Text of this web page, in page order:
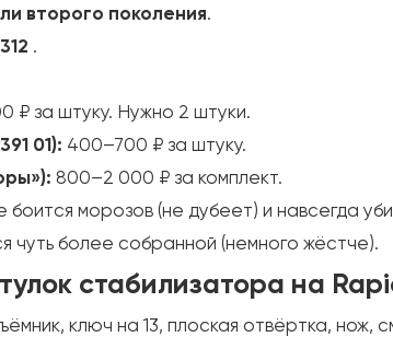
второго поколения.
.
₽ за штуку. Нужно 2 штуки.
01): 400–700 ₽ за штуку.
800–2 000 ₽ за комплект.
морозов (не дубеет) и навсегда
чуть более собранной (немного жёстче).
стабилизатора на
ключ на 13, плоская отвёртка, нож,